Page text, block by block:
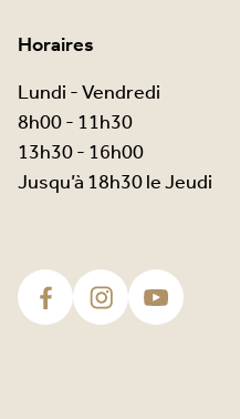
Horaires
Lundi - Vendredi
8h00 - 11h30
13h30 - 16h00
Jusqu’à 18h30 le Jeudi